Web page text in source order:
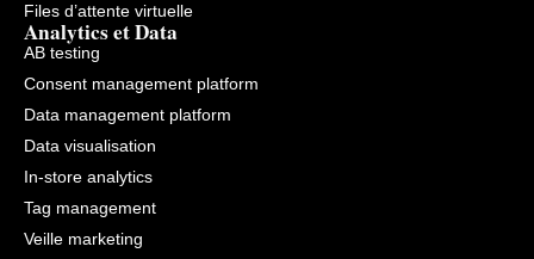
Files d’attente virtuelle
Analytics et Data
AB testing
Consent management platform
Data management platform
Data visualisation
In-store analytics
Tag management
Veille marketing